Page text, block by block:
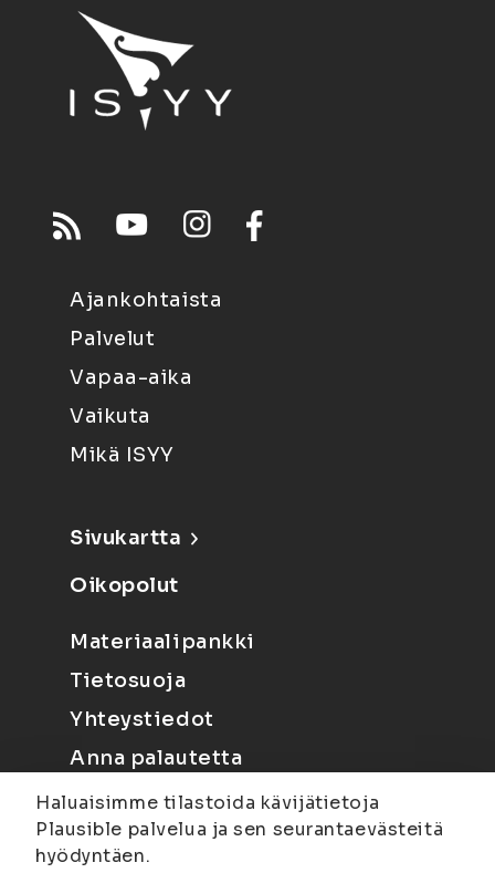
Ajankohtaista
Palvelut
Vapaa-aika
Vaikuta
Mikä ISYY
Sivukartta
Oikopolut
Materiaalipankki
Tietosuoja
Yhteystiedot
Anna palautetta
Haluaisimme tilastoida kävijätietoja
Plausible palvelua ja sen seurantaevästeitä
hyödyntäen.